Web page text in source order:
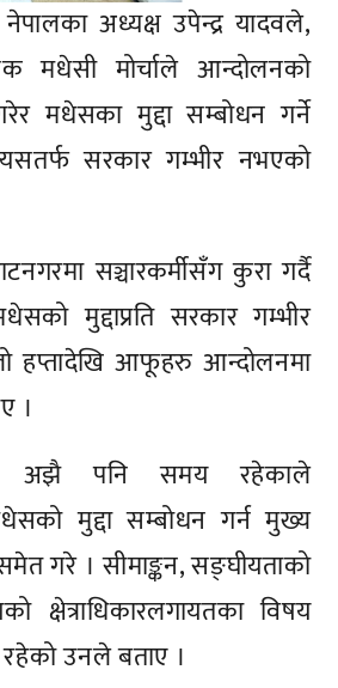
अध्यक्ष उपेन्द्र यादवले,
मधेसी मोर्चाले आन्दोलनको
मधेसका मुद्दा सम्बोधन गर्ने
सरकार गम्भीर नभएको
सञ्चारकर्मीसँग कुरा गर्दै
मुद्दाप्रति सरकार गम्भीर
हप्तादेखि आफूहरु आन्दोलनमा
।
अझै पनि समय रहेकाले
मुद्दा सम्बोधन गर्न मुख्य
गरे । सीमाङ्कन, सङ्घीयताको
क्षेत्राधिकारलगायतका विषय
रहेको उनले बताए ।